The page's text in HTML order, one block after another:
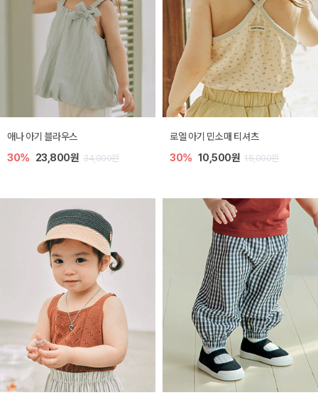
애나 아기 블라우스
30% 23,800원 34,000원
로엘 아기 민소매 티셔츠
30% 10,500원 15,000원